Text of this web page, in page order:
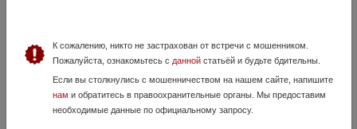
К сожалению, никто не застрахован от встречи с мошенником.
Пожалуйста, ознакомьтесь с даннойстатьёй и будьте бдительны.
Если вы столкнулись с мошенничеством на нашем сайте, напишите
нам и обратитесь в правоохранительные органы. Мы предоставим
необходимые данные по официальному запросу.